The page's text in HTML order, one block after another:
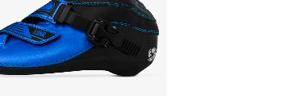
variations.
Les
options
peuvent